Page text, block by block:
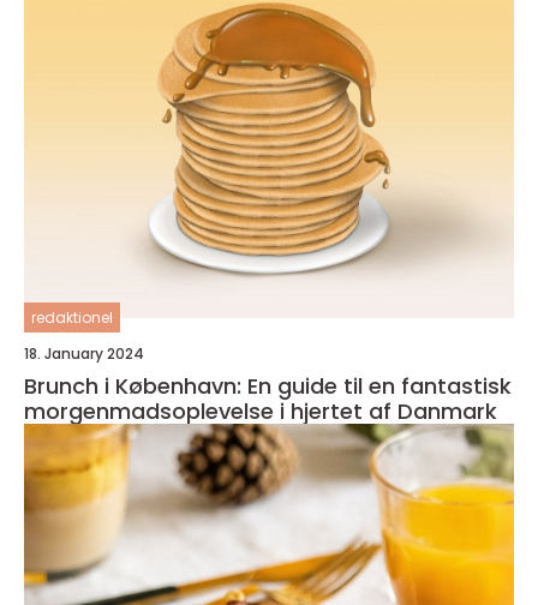
redaktionel
18. January 2024
Brunch i København: En guide til en fantastisk
morgenmadsoplevelse i hjertet af Danmark